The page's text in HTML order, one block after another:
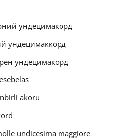
ундецимакорд
ундецимаккорд
ундецимакорд
akoru
undicesima maggiore